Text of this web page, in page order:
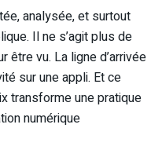
analysée, et surtout
Il ne s’agit plus de
être vu. La ligne d’arrivée
sur une appli. Et ce
transforme une pratique
numérique